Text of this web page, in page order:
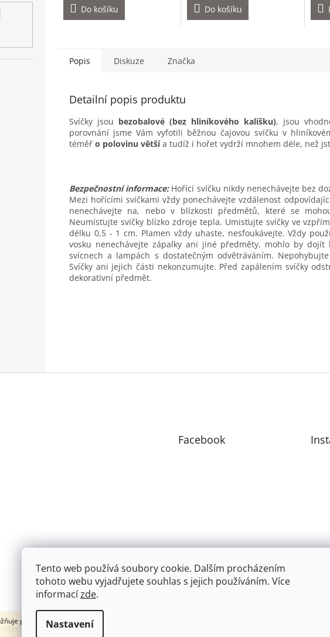
Tento web používá soubory cookie. Dalším procházením
tohoto webu vyjadřujete souhlas s jejich používáním. Více
informacízde.
Nastavení
pouze osobní odběr.
Do košíku Do košíku
Popis Diskuze Značka
Detailní popis produktu
Svíčky jsou bezobalové (bez hliníkového kalíšku), jsou
porovnání jsme Vám vyfotili běžnou čajovou svíčku v
téměř o polovinu většía tudíž i hořet vydrží mnohem déle, než
Bezpečnostní informace: Hořící svíčku nikdy nenechávejte bez
Mezi hořícími svíčkami vždy ponechávejte vzdálenost
nenechávejte na, nebo v blízkosti předmětů, které se
Neumísťujte svíčky blízko zdroje tepla. Umisťujte svíčky ve
délku 0,5 - 1 cm. Plamen vždy uhaste, nesfoukávejte. Vždy
vosku nenechávejte zápalky ani jiné předměty, mohlo by dojít
svícnech a lampách s dostatečným odvětráváním.
Svíčky ani jejich části nekonzumujte. Před zapálením svíčky
dekorativní předmět.
Facebook
. Všechna práva vyhrazena.